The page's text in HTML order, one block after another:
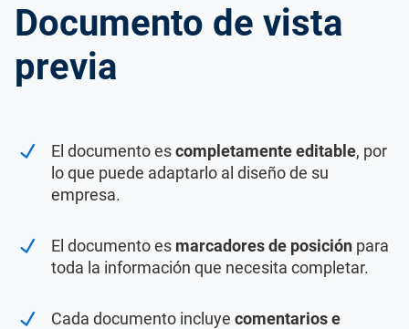
Documento de vista
previa
El documento escompletamente editable, por
lo que puede adaptarlo al diseño de su
empresa.
El documento es marcadores de posición para
toda la información que necesita completar.
Cada documento incluye comentarios e